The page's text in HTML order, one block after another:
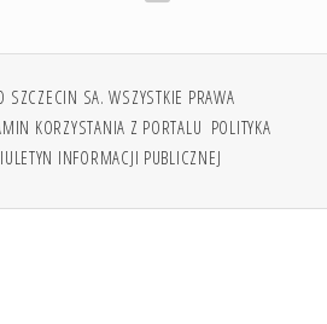
SA. WSZYSTKIE PRAWA
KORZYSTANIA Z PORTALU POLITYKA
INFORMACJI PUBLICZNEJ